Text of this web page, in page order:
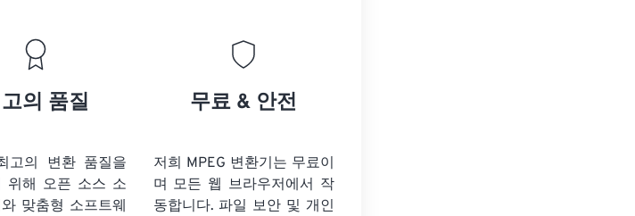
의 품질
고의 변환 품질을
위해 오픈 소스 소
맞춤형 소프트웨
무료 & 안전
저희 MPEG 변환기는 무료이
며 모든 웹 브라우저에서 작
동합니다. 파일 보안 및 개인